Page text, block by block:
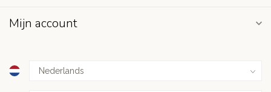
Mijn account